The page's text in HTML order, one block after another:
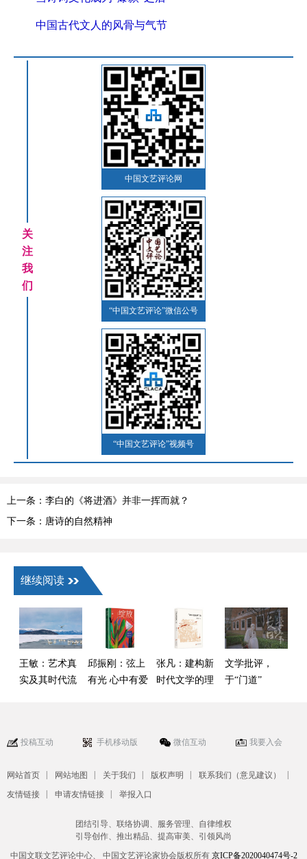
中国古代文人的风骨与气节
关
注
我
们
中国文艺评论网
“中国文艺评论”微信公号
“中国文艺评论”视频号
上一条：李白的《将进酒》并非一挥而就？
下一条：唐诗的自然精神
继续阅读
王敏：艺术真
实及其时代流
邱振刚：弦上
有光 心中有爱
张凡：建构新
时代文学的理
文学批评，
于“门道”
投稿互动 手机移动版 微信互动 我要入会
网站首页 | 网站地图 | 关于我们 | 版权声明 | 联系我们（意见建议） |
友情链接 | 申请友情链接 | 举报入口
团结引导、联络协调、服务管理、自律维权
引导创作、推出精品、提高审美、引领风尚
中国文联文艺评论中心、 中国文艺评论家协会版权所有 京ICP备2020040474号-2